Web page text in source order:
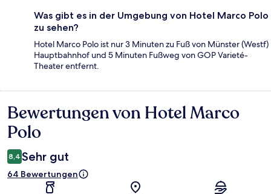
Was gibt es in der Umgebung von Hotel Marco Polo
zu sehen?
Hotel Marco Polo ist nur 3 Minuten zu Fuß von Münster (Westf)
Hauptbahnhof und 5 Minuten Fußweg von GOP Varieté-
Theater entfernt.
Bewertungen
Bewertungen von Hotel Marco
Polo
8,4 Sehr gut
64 Bewertungen